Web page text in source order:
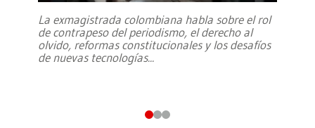
La exmagistrada colombiana habla sobre el rol
de contrapeso del periodismo, el derecho al
olvido, reformas constitucionales y los desafíos
de nuevas tecnologías...